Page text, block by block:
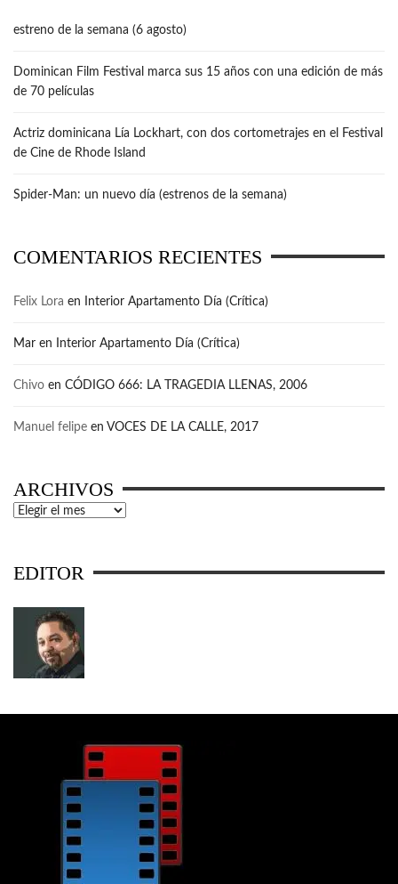
estreno de la semana (6 agosto)
Dominican Film Festival marca sus 15 años con una edición de más
de 70 películas
Actriz dominicana Lía Lockhart, con dos cortometrajes en el Festival
de Cine de Rhode Island
Spider-Man: un nuevo día (estrenos de la semana)
COMENTARIOS RECIENTES
Felix Lora en Interior Apartamento Día (Crítica)
Mar en Interior Apartamento Día (Crítica)
Chivo en CÓDIGO 666: LA TRAGEDIA LLENAS, 2006
Manuel felipe en VOCES DE LA CALLE, 2017
ARCHIVOS
Archivos
EDITOR